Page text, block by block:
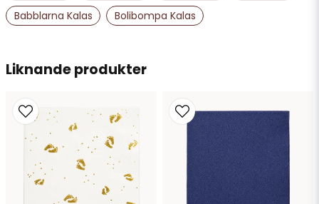
Ja, ni får publicera min fråga
Liknande produkter
Babblarna Kalas
Bolibompa Kalas